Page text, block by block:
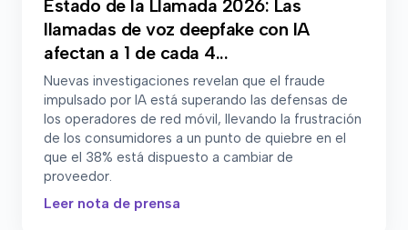
Estado de la Llamada 2026: Las
llamadas de voz deepfake con IA
afectan a 1 de cada 4...
Nuevas investigaciones revelan que el fraude
impulsado por IA está superando las defensas de
los operadores de red móvil, llevando la frustración
de los consumidores a un punto de quiebre en el
que el 38% está dispuesto a cambiar de
proveedor.
Leer nota de prensa